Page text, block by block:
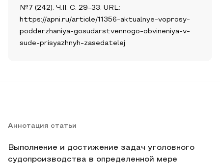
№7 (242). Ч.II. С. 29-33. URL:
https://apni.ru/article/11356-aktualnye-voprosy-
podderzhaniya-gosudarstvennogo-obvineniya-v-
sude-prisyazhnyh-zasedatelej
Аннотация статьи
Выполнение и достижение задач уголовного
судопроизводства в определенной мере